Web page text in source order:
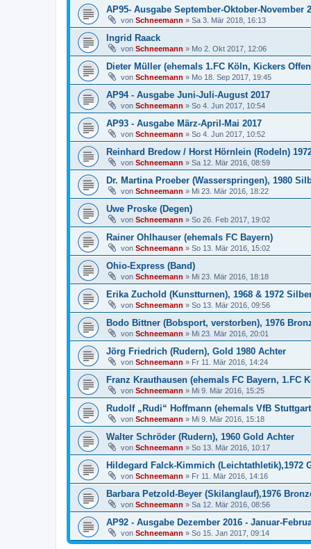
AP95- Ausgabe September-Oktober-November
von Schneemann » Sa 3. Mär 2018, 16:13
Ingrid Raack
von Schneemann » Mo 2. Okt 2017, 12:06
Dieter Müller (ehemals 1.FC Köln, Kickers
von Schneemann » Mo 18. Sep 2017, 19:45
AP94 - Ausgabe Juni-Juli-August 2017
von Schneemann » So 4. Jun 2017, 10:54
AP93 - Ausgabe März-April-Mai 2017
von Schneemann » So 4. Jun 2017, 10:52
Reinhard Bredow / Horst Hörnlein (Rodeln)
von Schneemann » Sa 12. Mär 2016, 08:59
Dr. Martina Proeber (Wasserspringen), 1980
von Schneemann » Mi 23. Mär 2016, 18:22
Uwe Proske (Degen)
von Schneemann » So 26. Feb 2017, 19:02
Rainer Ohlhauser (ehemals FC Bayern)
von Schneemann » So 13. Mär 2016, 15:02
Ohio-Express (Band)
von Schneemann » Mi 23. Mär 2016, 18:18
Erika Zuchold (Kunstturnen), 1968 & 1972
von Schneemann » So 13. Mär 2016, 09:56
Bodo Bittner (Bobsport, verstorben), 1976
von Schneemann » Mi 23. Mär 2016, 20:01
Jörg Friedrich (Rudern), Gold 1980 Achter
von Schneemann » Fr 11. Mär 2016, 14:24
Franz Krauthausen (ehemals FC Bayern, 1.FC
von Schneemann » Mi 9. Mär 2016, 15:25
Rudolf „Rudi“ Hoffmann (ehemals VfB
von Schneemann » Mi 9. Mär 2016, 15:18
Walter Schröder (Rudern), 1960 Gold Achter
von Schneemann » So 13. Mär 2016, 10:17
Hildegard Falck-Kimmich (Leichtathletik),1972
von Schneemann » Fr 11. Mär 2016, 14:16
Barbara Petzold-Beyer (Skilanglauf),1976
von Schneemann » Sa 12. Mär 2016, 08:56
AP92 - Ausgabe Dezember 2016 - Januar-
von Schneemann » So 15. Jan 2017, 09:14